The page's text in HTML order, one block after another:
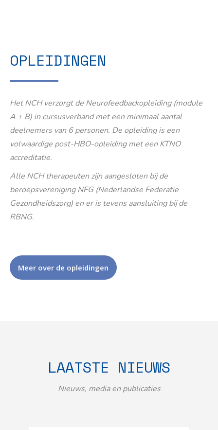
OPLEIDINGEN
Het NCH verzorgt de Neurofeedbackopleiding (module
A + B) in cursusverband met een minimaal aantal
deelnemers van 6 personen. De opleiding is een
volwaardige post-HBO-opleiding met een KTNO
accreditatie.
Alle NCH therapeuten zijn aangesloten bij de
beroepsvereniging NFG (Nederlandse Federatie
Gezondheidszorg) en er is tevens aansluiting bij de
RBNG.
Meer over de opleidingen
LAATSTE NIEUWS
Nieuws, media en publicaties